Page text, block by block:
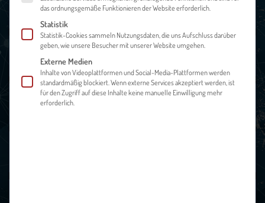
GETTING STARTED
FINANZEN & FÖRDERUNGEN
das ordnungsgemäße Funktionieren der Website erforderlich.
Statistik
Statistik-Cookies sammeln Nutzungsdaten, die uns Aufschluss darüber
geben, wie unsere Besucher mit unserer Website umgehen.
Externe Medien
Inhalte von Videoplattformen und Social-Media-Plattformen werden
standardmäßig blockiert. Wenn externe Services akzeptiert werden, ist
für den Zugriff auf diese Inhalte keine manuelle Einwilligung mehr
erforderlich.